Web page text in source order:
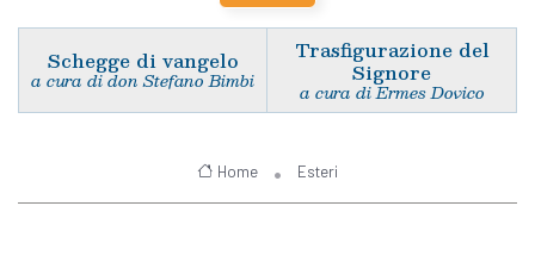
Schegge di vangelo
a cura di don Stefano Bimbi
Trasfigurazione del
Signore
a cura di Ermes Dovico
Home Esteri